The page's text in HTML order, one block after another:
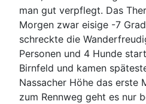
man gut verpflegt. Das
Morgen zwar eisige -7
schreckte die
Personen und 4 Hunde
Birnfeld und kamen
Nassacher Höhe das erste
zum Rennweg geht es nur